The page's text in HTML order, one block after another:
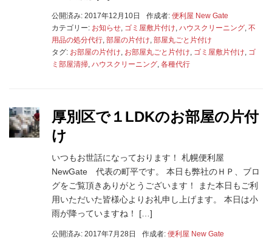
公開済み: 2017年12月10日 作成者: 便利屋 New Gate
カテゴリー: お知らせ, ゴミ屋敷片付け, ハウスクリーニング, 不
用品の処分代行, 部屋の片付け, 部屋丸ごと片付け
タグ: お部屋の片付け, お部屋丸ごと片付け, ゴミ屋敷片付け, ゴ
ミ部屋清掃, ハウスクリーニング, 各種代行
厚別区で１LDKのお部屋の片付
け
いつもお世話になっております！ 札幌便利屋
NewGate 代表の町平です。 本日も弊社のＨＰ、ブロ
グをご覧頂きありがとうございます！ また本日もご利
用いただいた皆様心よりお礼申し上げます。 本日は小
雨が降っていますね！ […]
公開済み: 2017年7月28日 作成者: 便利屋 New Gate